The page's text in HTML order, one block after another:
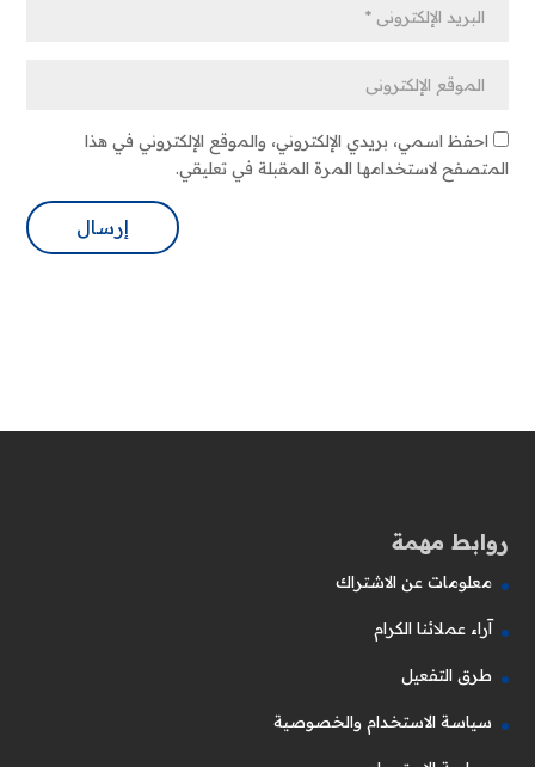
احفظ اسمي، بريدي الإلكتروني، والموقع الإلكتروني في هذا
المتصفح لاستخدامها المرة المقبلة في تعليقي.
روابط مهمة
معلومات عن الاشتراك
آراء عملائنا الكرام
طرق التفعيل
سياسة الاستخدام والخصوصية